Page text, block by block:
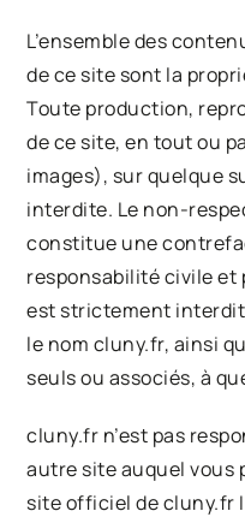
L’ensemble des
de ce site sont la
Toute production,
de ce site, en tout ou
images), sur quelque
interdite. Le non-
constitue une
responsabilité civile et
est strictement
le nom cluny.fr, ainsi
seuls ou associés, à
cluny.fr n’est pas
autre site auquel vous
site officiel decluny.fr